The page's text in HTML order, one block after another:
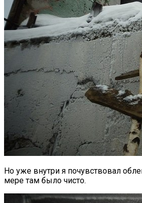
Но уже внутри я почувствовал
мере там было чисто.